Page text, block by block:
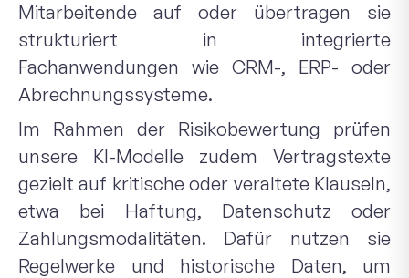
Mitarbeitende auf oder übertragen sie
strukturiert in integrierte
Fachanwendungen wie CRM-, ERP- oder
Abrechnungssysteme.
Im Rahmen der Risikobewertung prüfen
unsere KI-Modelle zudem Vertragstexte
gezielt auf kritische oder veraltete Klauseln,
etwa bei Haftung, Datenschutz oder
Zahlungsmodalitäten. Dafür nutzen sie
Regelwerke und historische Daten, um